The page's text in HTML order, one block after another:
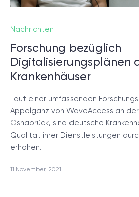
Nachrichten
Forschung bezüglich
Digitalisierungsplänen
Krankenhäuser
Laut einer umfassenden
Appelganz von WaveAccess an
Osnabrück, sind deutsche
Qualität ihrer Dienstleistungen
erhöhen.
11 November, 2021